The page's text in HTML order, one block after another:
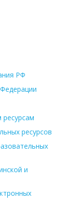
РФ
ресурсам
ресурсов
и